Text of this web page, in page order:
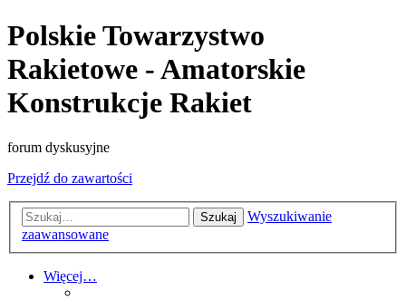
Polskie Towarzystwo
Rakietowe - Amatorskie
Konstrukcje Rakiet
forum dyskusyjne
Przejdź do zawartości
Szukaj
Wyszukiwanie
zaawansowane
Więcej…